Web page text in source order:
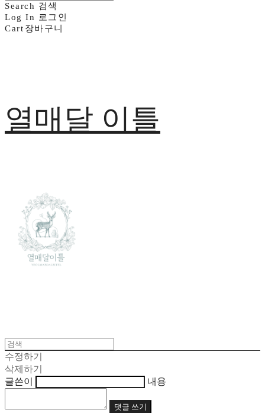
Search 검색
Log In
로그인
Cart 장바구니
열매달 이틀
수정하기
삭제하기
글쓴이
내용
댓글 쓰기